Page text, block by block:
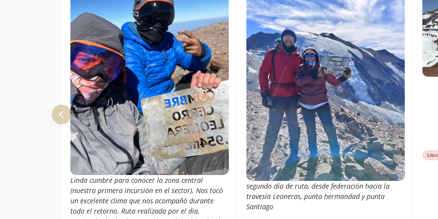
Linda cumbre para conocer la zona central
(nuestra primera incursión en el sector). Nos tocó
un excelente clima que nos acompañó durante
todo el retorno. Ruta realizada por el dia,
segundo día de ruta, desde federación hacia la
travesía Leoneras, punta hermandad y punta
Santiago